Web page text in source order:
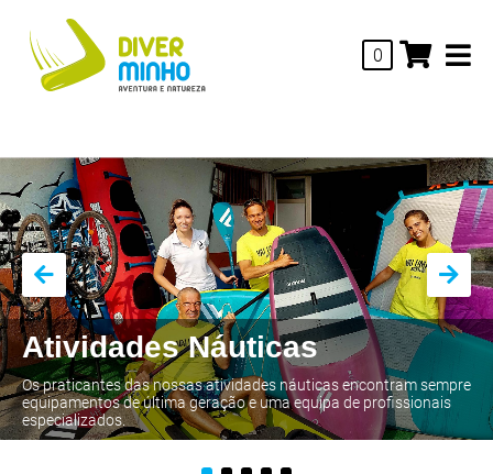
0
Atividades Náuticas
Os praticantes das nossas atividades náuticas encontram sempre
equipamentos de última geração e uma equipa de profissionais
especializados.